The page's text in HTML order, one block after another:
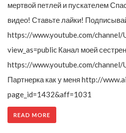
мертвой петлей и пускателем
видео! Ставьте лайки!
https://www.youtube.com/
view_as=public Канал моей
https://www.youtube.com/
Партнерка как у меня http://
page_id=1432&aff=1031
READ MORE